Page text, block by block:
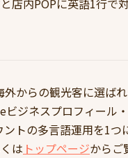
店内POPに英語1行で
からの観光客に選ば
ビジネスプロフィール
トの多言語運用を1つ
は トップページからご